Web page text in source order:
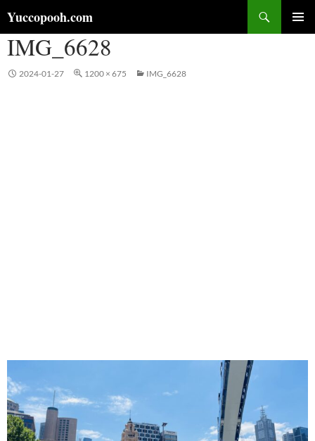
ン
テ
ン
ツ
Yuccopooh.com
索
IMG_6628
2024-01-27 1200 × 675 IMG_6628